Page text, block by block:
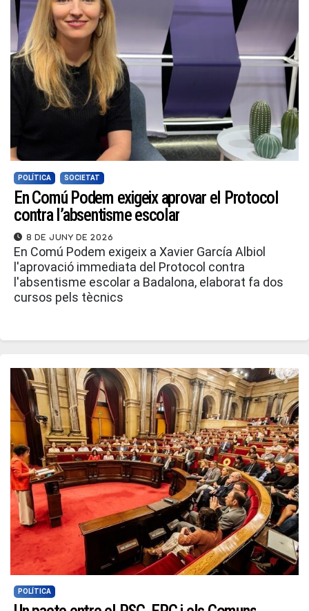
POLÍTICA SOCIETAT
En Comú Podem exigeix aprovar el Protocol
contra l’absentisme escolar
8 de juny de 2026
En Comú Podem exigeix a Xavier García Albiol
l'aprovació immediata del Protocol contra
l'absentisme escolar a Badalona, elaborat fa dos
cursos pels tècnics
POLÍTICA